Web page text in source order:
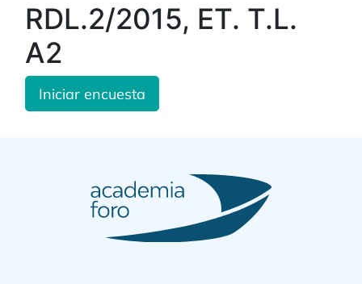
RDL.2/2015, ET. T.L.
A2
Iniciar encuesta